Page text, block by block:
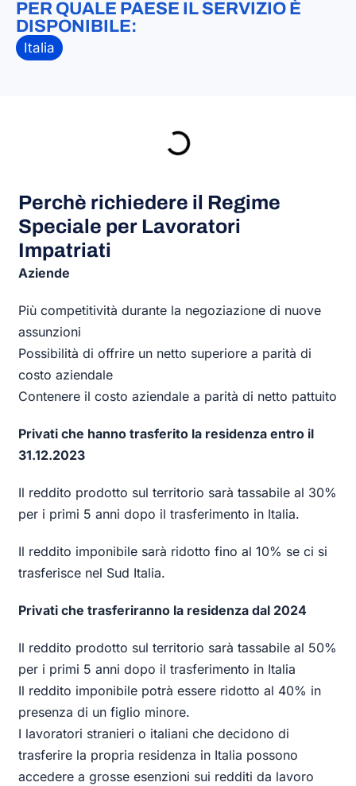
PER QUALE PAESE IL SERVIZIO È
DISPONIBILE:
Italia
Perchè richiedere il Regime
Speciale per Lavoratori
Impatriati
Aziende
Più competitività durante la negoziazione di nuove
assunzioni
Possibilità di offrire un netto superiore a parità di
costo aziendale
Contenere il costo aziendale a parità di netto pattuito
Privati che hanno trasferito la residenza entro il
31.12.2023
Il reddito prodotto sul territorio sarà tassabile al 30%
per i primi 5 anni dopo il trasferimento in Italia​.
Il reddito imponibile sarà ridotto fino al 10% se ci si
trasferisce nel Sud Italia.
Privati che trasferiranno la residenza dal 2024
Il reddito prodotto sul territorio sarà tassabile al 50%
per i primi 5 anni dopo il trasferimento in Italia​
Il reddito imponibile potrà essere ridotto al 40% in
presenza di un figlio minore.
I lavoratori stranieri o italiani che decidono di
trasferire la propria residenza in Italia possono
accedere a grosse esenzioni sui redditi da lavoro